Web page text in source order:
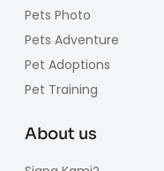
Pets Photo
Pets Adventure
Pet Adoptions
Pet Training
About us